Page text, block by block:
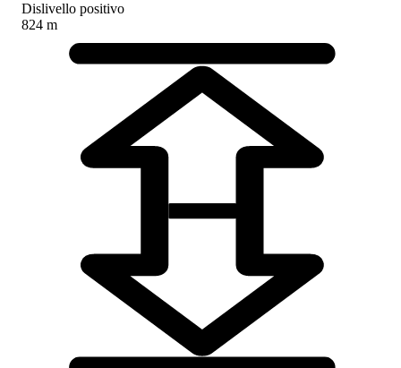
Dislivello positivo
824 m